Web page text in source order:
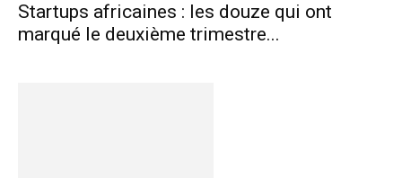
Startups africaines : les douze qui ont
marqué le deuxième trimestre...